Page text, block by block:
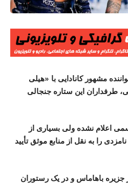
مشهور کانادایی با «هیلی
طرفداران این ستاره جنجالی
اعلام نشده ولی بسیاری از
را به نقل از منابع موثق تأیید
باهاماس و در یک رستوران